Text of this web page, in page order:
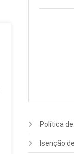
Política
Isenção